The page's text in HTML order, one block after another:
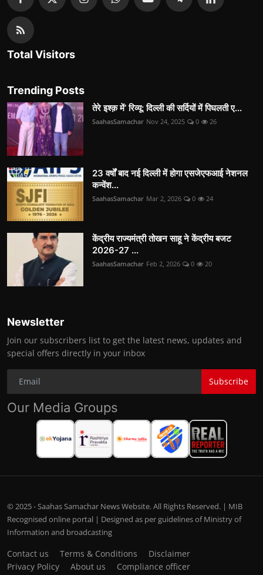
Total Visitors
Trending Posts
तेरे इश्क़ में’ रिव्यू: दिल्ली की सर्दियों में पिघलती ए...
SaahasSamachar Nov 24, 2025 0 26
23 वर्षों बाद नई दिल्ली में होगा एसजेएफआई नेशनल
कन्वेंश...
SaahasSamachar Mar 2, 2026 0 24
केंद्रीय राज्यमंत्री तोखन साहू ने केंद्रीय बजट
2026-27 ...
SaahasSamachar Feb 2, 2026 0 20
Newsletter
Join our subscribers list to get the latest news, updates and
special offers directly in your inbox
Subscribe
Our Media Groups
© 2025 - Saahas Samachar News Website. All Rights Reserved. | MIB
Recognised online portal | Designed as per guidelines of Ministry of
Information and broadcasting
Contact us Terms & Conditions
Disclaimer
Privacy Policy
About us Compliance officer